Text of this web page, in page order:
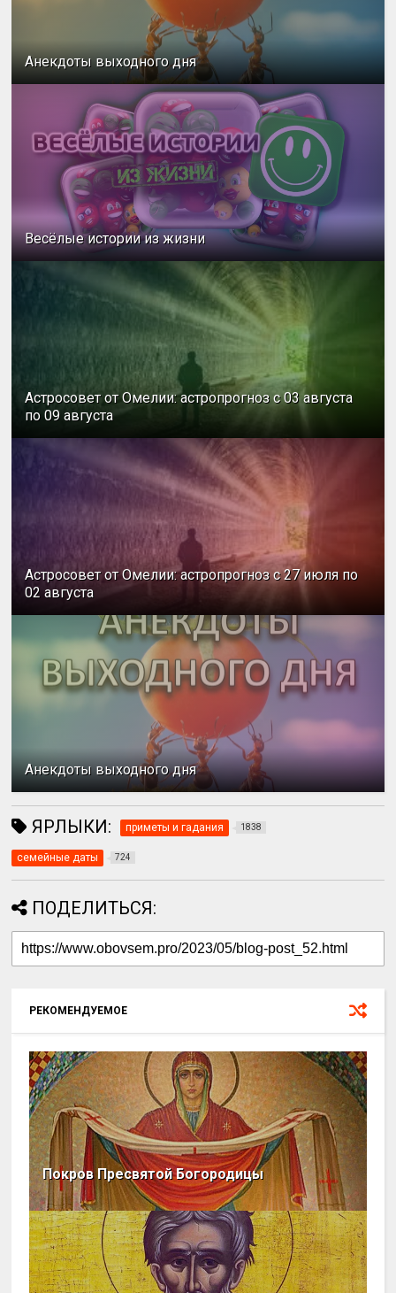
Анекдоты выходного дня
Весёлые истории из жизни
Астросовет от Омелии: астропрогноз с 03 августа
по 09 августа
Астросовет от Омелии: астропрогноз с 27 июля по
02 августа
Анекдоты выходного дня
ЯРЛЫКИ: приметы и гадания 1838
семейные даты 724
ПОДЕЛИТЬСЯ:
РЕКОМЕНДУЕМОЕ
Покров Пресвятой Богородицы